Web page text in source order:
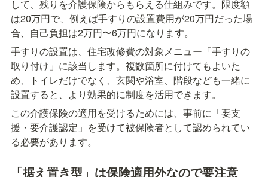
して、残りを介護保険からもらえる仕組みです。限度額
は20万円で、例えば手すりの設置費用が20万円だった場
合、自己負担は2万円〜6万円になります。
手すりの設置は、住宅改修費の対象メニュー「手すりの
取り付け」に該当します。複数箇所に付けてもよいた
め、トイレだけでなく、玄関や浴室、階段なども一緒に
設置すると、より効果的に制度を活用できます。
この介護保険の適用を受けるためには、事前に「要支
援・要介護認定」を受けて被保険者として認められてい
る必要があります。
「据え置き型」は保険適用外なので要注意